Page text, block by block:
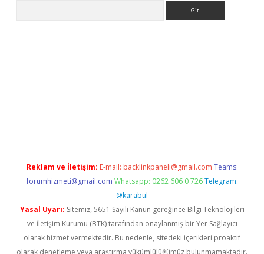
Reklam ve İletişim: E-mail: backlinkpaneli@gmail.com Teams:
forumhizmeti@gmail.com Whatsapp: 0262 606 0 726 Telegram:
@karabul
Yasal Uyarı: Sitemiz, 5651 Sayılı Kanun gereğince Bilgi Teknolojileri
ve İletişim Kurumu (BTK) tarafından onaylanmış bir Yer Sağlayıcı
olarak hizmet vermektedir. Bu nedenle, sitedeki içerikleri proaktif
olarak denetleme veya araştırma yükümlülüğümüz bulunmamaktadır.